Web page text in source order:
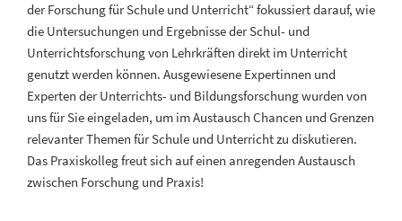
der Forschung für Schule und Unterricht“ fokussiert darauf, wie
die Untersuchungen und Ergebnisse der Schul- und
Unterrichtsforschung von Lehrkräften direkt im Unterricht
genutzt werden können. Ausgewiesene Expertinnen und
Experten der Unterrichts- und Bildungsforschung wurden von
uns für Sie eingeladen, um im Austausch Chancen und Grenzen
relevanter Themen für Schule und Unterricht zu diskutieren.
Das Praxiskolleg freut sich auf einen anregenden Austausch
zwischen Forschung und Praxis!